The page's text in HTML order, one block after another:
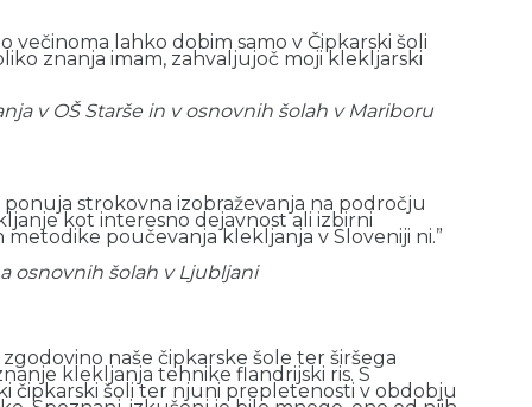
večinoma lahko dobim samo v Čipkarski šoli
znanja imam, zahvaljujoč moji klekljarski
v OŠ Starše in v osnovnih šolah v Mariboru
ponuja strokovna izobraževanja na področju
kot interesno dejavnost ali izbirni
poučevanja klekljanja v Sloveniji ni.”
osnovnih šolah v Ljubljani
naše čipkarske šole ter širšega
klekljanja tehnike flandrijski ris. S
čipkarski šoli ter njuni prepletenosti v obdobju